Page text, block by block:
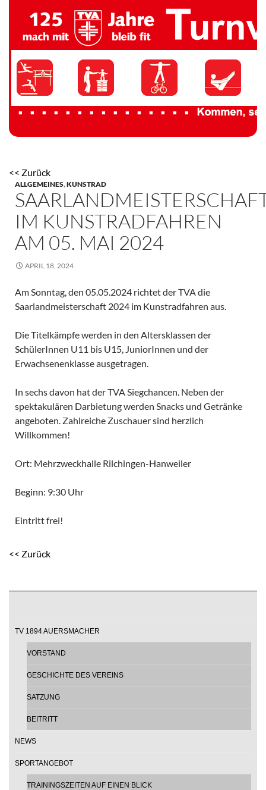
TV 1894 Auersmacher
<< Zurück
ALLGEMEINES,KUNSTRAD
IM KUNSTRADFAHREN
AM 05. MAI 2024
APRIL 18, 2024
Am Sonntag, den 05.05.2024 richtet der TVA die
Saarlandmeisterschaft 2024 im Kunstradfahren aus.
Die Titelkämpfe werden in den Altersklassen der
SchülerInnen U11 bis U15, JuniorInnen und der
Erwachsenenklasse ausgetragen.
In sechs davon hat der TVA Siegchancen. Neben der
spektakulären Darbietung werden Snacks und Getränke
angeboten. Zahlreiche Zuschauer sind herzlich
Willkommen!
Ort: Mehrzweckhalle Rilchingen-Hanweiler
Beginn: 9:30 Uhr
Eintritt frei!
<< Zurück
TV 1894 AUERSMACHER
VORSTAND
GESCHICHTE DES VEREINS
SATZUNG
BEITRITT
NEWS
SPORTANGEBOT
TRAININGSZEITEN AUF EINEN BLICK